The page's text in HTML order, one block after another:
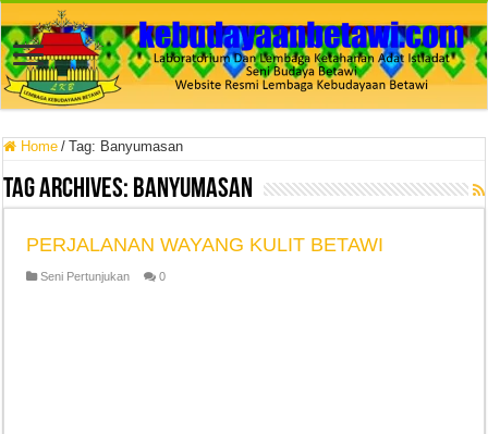
Home / Tag: Banyumasan
Tag Archives: Banyumasan
PERJALANAN WAYANG KULIT BETAWI
Seni Pertunjukan 0